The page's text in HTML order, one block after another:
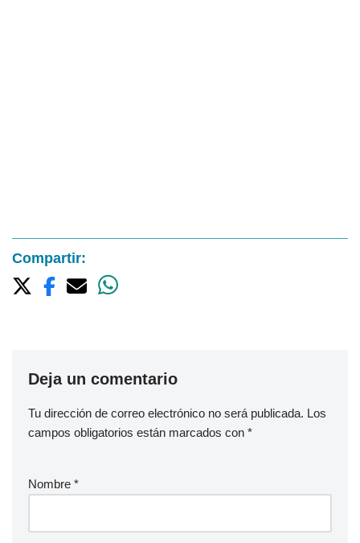
Compartir:
Deja un comentario
Tu dirección de correo electrónico no será publicada. Los
campos obligatorios están marcados con *
Nombre *